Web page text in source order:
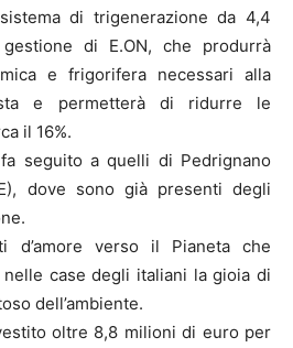
di trigenerazione da 4,4
di E.ON, che produrrà
e frigorifera necessari alla
e permetterà di ridurre le
il 16%.
seguito a quelli di Pedrignano
dove sono già presenti degli
d’amore verso il Pianeta che
case degli italiani la gioia di
dell’ambiente.
oltre 8,8 milioni di euro per